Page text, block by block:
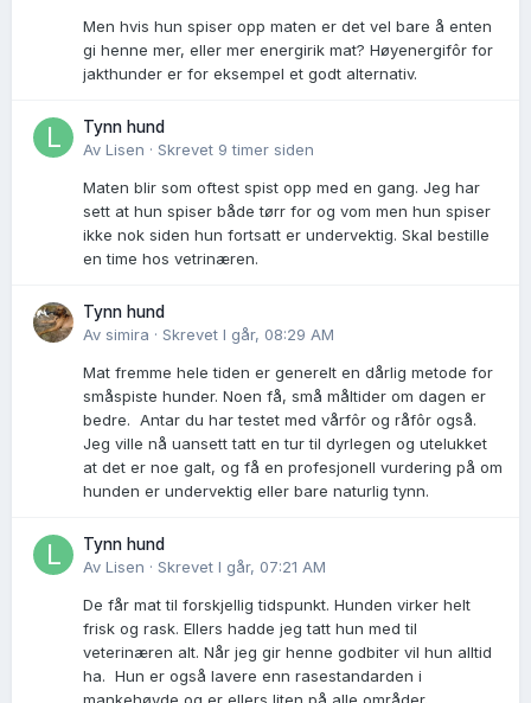
Men hvis hun spiser opp maten er det vel bare å enten
gi henne mer, eller mer energirik mat? Høyenergifôr for
jakthunder er for eksempel et godt alternativ.
Tynn hund
Av Lisen · Skrevet 9 timer siden
Maten blir som oftest spist opp med en gang. Jeg har
sett at hun spiser både tørr for og vom men hun spiser
ikke nok siden hun fortsatt er undervektig. Skal bestille
en time hos vetrinæren.
Tynn hund
Av simira · Skrevet I går, 08:29 AM
Mat fremme hele tiden er generelt en dårlig metode for
småspiste hunder. Noen få, små måltider om dagen er
bedre. Antar du har testet med vårfôr og råfôr også.
Jeg ville nå uansett tatt en tur til dyrlegen og utelukket
at det er noe galt, og få en profesjonell vurdering på om
hunden er undervektig eller bare naturlig tynn.
Tynn hund
Av Lisen · Skrevet I går, 07:21 AM
De får mat til forskjellig tidspunkt. Hunden virker helt
frisk og rask. Ellers hadde jeg tatt hun med til
veterinæren alt. Når jeg gir henne godbiter vil hun alltid
ha. Hun er også lavere enn rasestandarden i